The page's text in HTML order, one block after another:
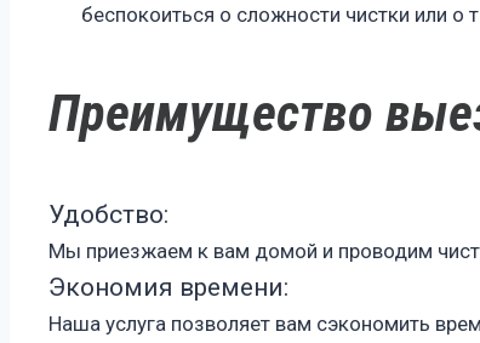
беспокоиться о сложности чистки или о
Преимущество
Удобство:
Мы приезжаем к вам домой и проводим
Экономия времени:
Наша услуга позволяет вам сэкономить